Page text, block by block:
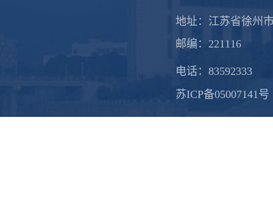
地址：江苏省徐州
邮编：221116
电话：83592333
苏ICP备05007141号